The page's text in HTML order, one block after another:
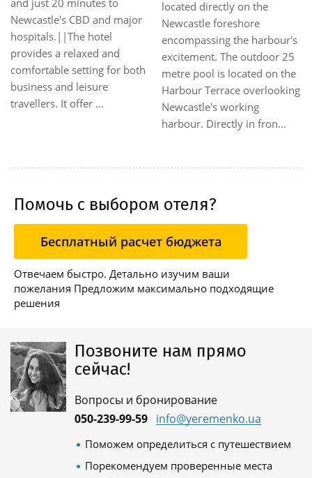
and just 20 minutes to
Newcastle's CBD and major
hospitals.||The hotel
provides a relaxed and
comfortable setting for both
business and leisure
travellers. It offer ...
located directly on the
Newcastle foreshore
encompassing the harbour's
excitement. The outdoor 25
metre pool is located on the
Harbour Terrace overlooking
Newcastle's working
harbour. Directly in fron...
Помочь с выбором отеля?
Бесплатный расчет бюджета
Отвечаем быстро. Детально изучим ваши
пожелания Предложим максимально подходящие
решения
Позвоните нам прямо
сейчас!
Вопросы и бронирование
050-239-99-59 info@yeremenko.ua
Поможем определиться с путешествием
Порекомендуем проверенные места